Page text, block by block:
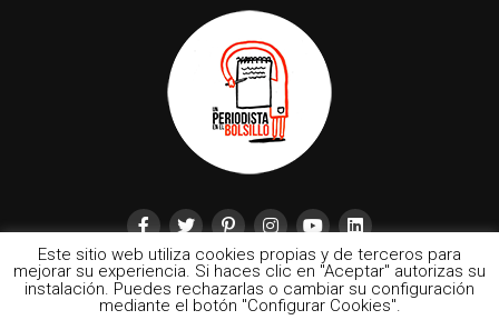
Este sitio web utiliza cookies propias y de terceros para
mejorar su experiencia. Si haces clic en "Aceptar" autorizas su
instalación. Puedes rechazarlas o cambiar su configuración
mediante el botón "Configurar Cookies".